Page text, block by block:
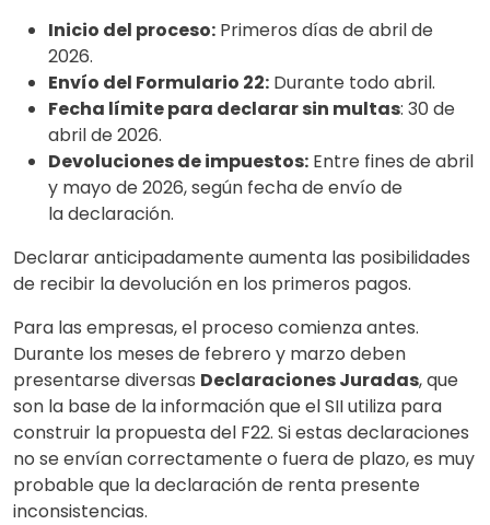
Inicio del proceso: Primeros días de abril de
2026.
Envío del Formulario 22: Durante todo abril.
Fecha límite para declarar sin multas: 30 de
abril de 2026.
Devoluciones de impuestos: Entre fines de abril
y mayo de 2026, según fecha de envío de
la declaración.
Declarar anticipadamente aumenta las posibilidades
de recibir la devolución en los primeros pagos.
Para las empresas, el proceso comienza antes.
Durante los meses de febrero y marzo deben
presentarse diversas Declaraciones Juradas, que
son la base de la información que el SII utiliza para
construir la propuesta del F22. Si estas declaraciones
no se envían correctamente o fuera de plazo, es muy
probable que la declaración de renta presente
inconsistencias.